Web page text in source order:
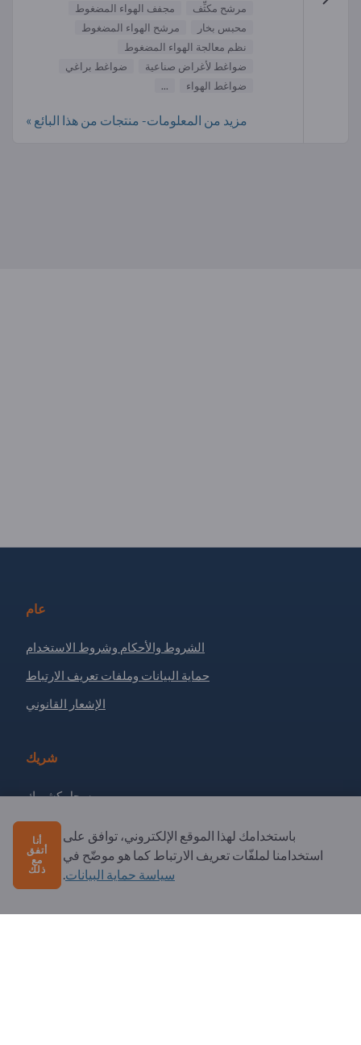
مرشح مكثِّف
مجفف الهواء المضغوط
محبس بخار
مرشح الهواء المضغوط
نظم معالجة الهواء المضغوط
ضواغط لأغراض صناعية
ضواغط براغي
ضواغط الهواء
...
مزيد من المعلومات- منتجات من هذا البائع »
عام
الشروط والأحكام وشروط الاستخدام
حماية البيانات وملفات تعريف الارتباط
الإشعار القانوني
شريك
سجل كشريك
الاشتراك في النشرة الإخبارية
لديك أسئلة؟
الأسئلة الشائعة
باستخدامك لهذا الموقع الإلكتروني، توافق على
استخدامنا لملفّات تعريف الارتباط كما هو موضّح في
سياسة حماية البيانات.
أنا
أتفق
مع
ذلك